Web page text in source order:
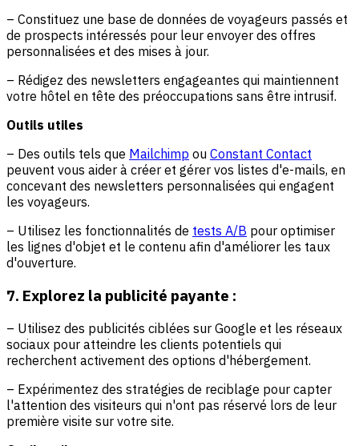
– Constituez une base de données de voyageurs passés et
de prospects intéressés pour leur envoyer des offres
personnalisées et des mises à jour.
– Rédigez des newsletters engageantes qui maintiennent
votre hôtel en tête des préoccupations sans être intrusif.
Outils utiles
– Des outils tels que Mailchimp ou Constant Contact
peuvent vous aider à créer et gérer vos listes d'e-mails, en
concevant des newsletters personnalisées qui engagent
les voyageurs.
– Utilisez les fonctionnalités de tests A/B pour optimiser
les lignes d'objet et le contenu afin d'améliorer les taux
d'ouverture.
7. Explorez la publicité payante :
– Utilisez des publicités ciblées sur Google et les réseaux
sociaux pour atteindre les clients potentiels qui
recherchent activement des options d'hébergement.
– Expérimentez des stratégies de reciblage pour capter
l'attention des visiteurs qui n'ont pas réservé lors de leur
première visite sur votre site.